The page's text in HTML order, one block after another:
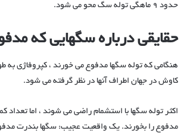
حدود 9 ماهگی توله سگ محو می شود.
حقایقی درباره سگهایی که
هنگامی که توله سگها مدفوع می خورند ، کپروفاژی به
کاوش در جهان اطراف آنها در نظر گرفته می شود.
اکثر توله سگها با استشمام راضی می شوند ، اما تعداد
مدفوع را بخورند. یک واقعیت عجیب: سگها بندرت